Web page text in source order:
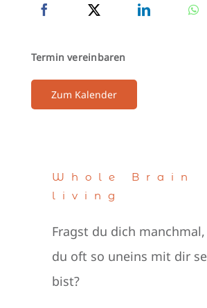
Termin vereinbaren
Zum Kalender
Whole Brain
living
Fragst du dich
du oft so uneins mit dir
bist?